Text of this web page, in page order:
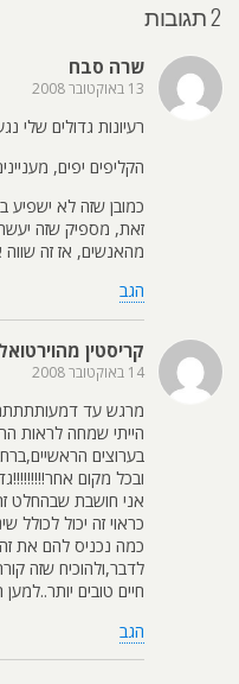
2 תגובות
שרה סבח
13 באוקטובר 2008
רעיונות גדולים שלי
הקליפים יפים,
כמובן שזה לא ישפיע
זאת, מספיק שזה
מהאנשים, אז זה
הגב
קריסטין
14 באוקטובר 2008
מרגש עד
הייתי שמחה לראות
בערוצים
ובכל מקום
אני חושבת שבהחלט
כראוי זה יכול לכולל
כמה נכניס להם את
לדבר,ולהוכיח שזה
חיים טובים
הגב